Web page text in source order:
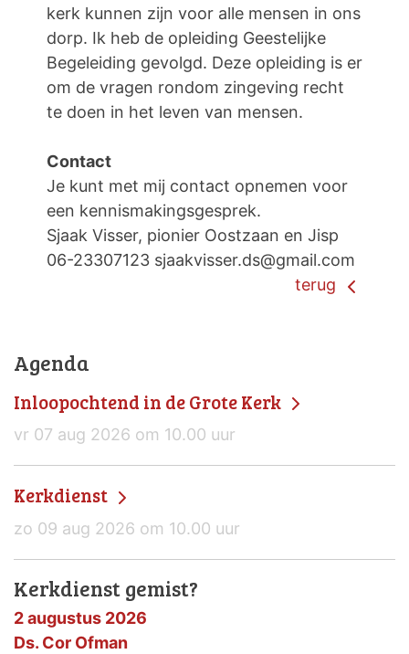
kerk kunnen zijn voor alle mensen in ons
dorp. Ik heb de opleiding Geestelijke
Begeleiding gevolgd. Deze opleiding is er
om de vragen rondom zingeving recht
te doen in het leven van mensen.
Contact
Je kunt met mij contact opnemen voor
een kennismakingsgesprek.
Sjaak Visser, pionier Oostzaan en Jisp
06-23307123 sjaakvisser.ds@gmail.com
terug
Agenda
Inloopochtend in de Grote Kerk
vr 07 aug 2026 om 10.00 uur
Kerkdienst
zo 09 aug 2026 om 10.00 uur
Kerkdienst gemist?
2 augustus 2026
Ds. Cor Ofman